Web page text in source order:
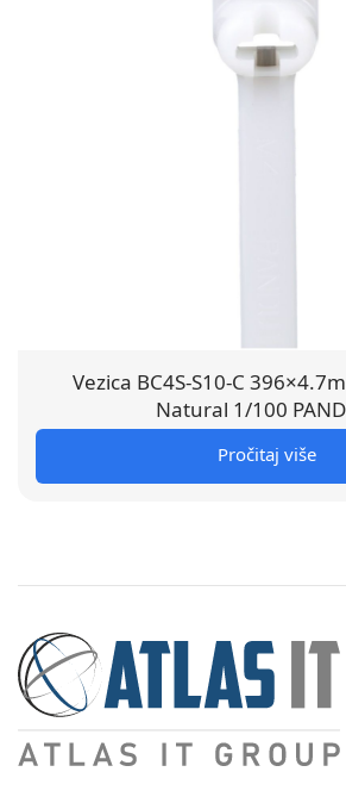
Vezica BC4S-S10-C
Natural 1/100
Pročitaj više